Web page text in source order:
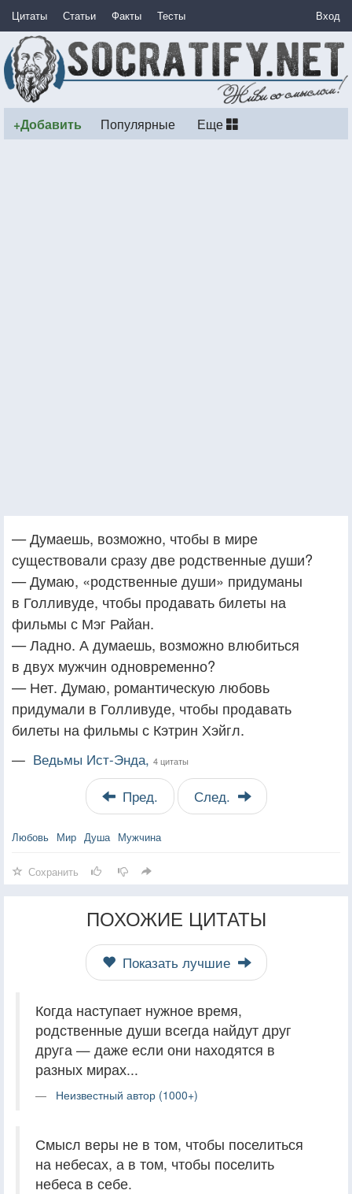
Цитаты Статьи Факты Тесты Вход
+Добавить Популярные Еще
— Думаешь, возможно, чтобы в мире
существовали сразу две родственные души?
— Думаю, «родственные души» придуманы
в Голливуде, чтобы продавать билеты на
фильмы с Мэг Райан.
— Ладно. А думаешь, возможно влюбиться
в двух мужчин одновременно?
— Нет. Думаю, романтическую любовь
придумали в Голливуде, чтобы продавать
билеты на фильмы с Кэтрин Хэйгл.
— Ведьмы Ист-Энда, 4 цитаты
Пред. След.
Любовь Мир Душа Мужчина
Сохранить
ПОХОЖИЕ ЦИТАТЫ
Показать лучшие
Когда наступает нужное время,
родственные души всегда найдут друг
друга — даже если они находятся в
разных мирах...
Неизвестный автор (1000+)
Смысл веры не в том, чтобы поселиться
на небесах, а в том, чтобы поселить
небеса в себе.